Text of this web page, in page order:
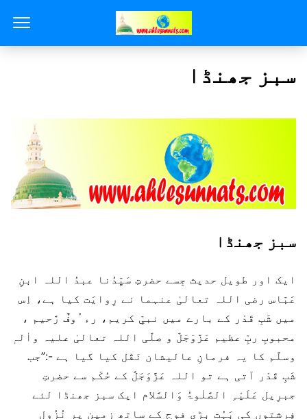
سبز جھنڈا
سبز جھنڈا
ایک اور طویل حدیث جِسے حضرتِ سَیِّدُنا عبدُ اللہ ابنِ
عَبّاس رضی اللہ تعالیٰ عنہما نے رِوایَت کیا ہے، اِس
میں شَبِ قَدْر کے بارے میں نبیِّ کریم، رء ُوفٌ رَّحیم ،
محبوبِ ربِّ عظیم عَزَّوَجَلَّ و صلَّی اللہ تعالیٰ علیہ واٰلہٖ
وسلَّم کا یہ فرمانِ عالیشان نَقْل کیا گیا ہے -:”جب
شَبِ قَدْر آتی ہے تو اللہ عَزَّوَجَلَّ کے حُکْم سے حضرتِ
جبرِیل عَلَیْہِ الصَّلٰوۃُ وَالسَّلام ایک سبز جھنڈا لئے
فِرِشتوں کی بَہُت بڑی فوج کے ساتھ زمین پر نُزُول